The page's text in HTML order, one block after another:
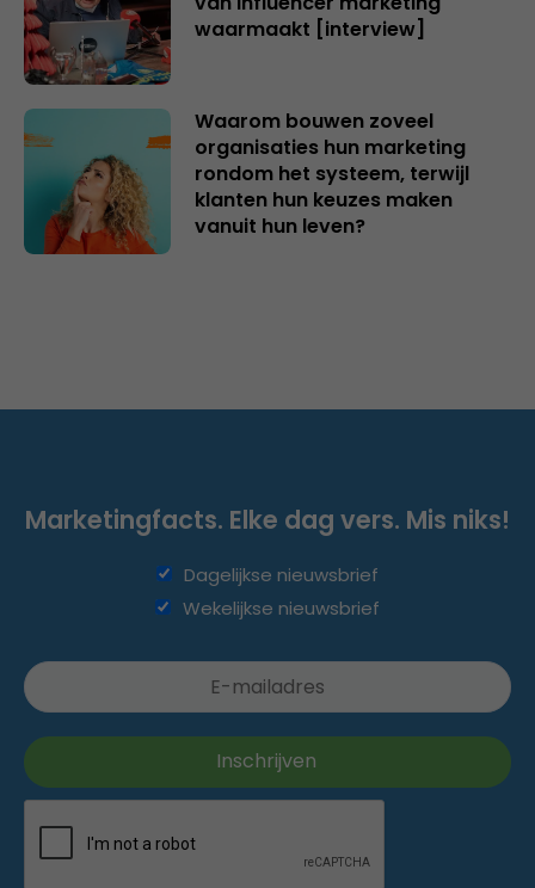
waarmaakt [interview]
Waarom bouwen zoveel
organisaties hun marketing
rondom het systeem, terwijl
klanten hun keuzes maken
vanuit hun leven?
Marketingfacts. Elke dag vers. Mis niks!
Dagelijkse nieuwsbrief
Wekelijkse nieuwsbrief